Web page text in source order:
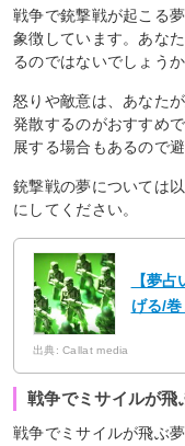
戦争で銃撃戦が起こる
象徴しています。あな
るのではないでしょうか
怒りや敵意は、あなた
発散するのがおすすめ
展する場合もあるので
銃撃戦の夢については
にしてください。
【夢
げる/
出典: Callat media
戦争でミサイルが飛
戦争でミサイルが飛ぶ夢